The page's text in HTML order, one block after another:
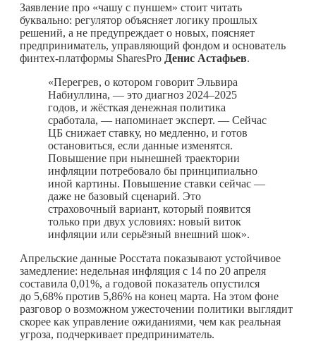
Заявление про «чашу с пуншем» стоит читать
буквально: регулятор объясняет логику прошлых
решений, а не предупреждает о новых, поясняет
предприниматель, управляющий фондом и основатель
финтех-платформы SharesPro Денис Астафьев.
«Перегрев, о котором говорит Эльвира
Набиуллина, — это диагноз 2024–2025
годов, и жёсткая денежная политика
сработала, — напоминает эксперт. — Сейчас
ЦБ снижает ставку, но медленно, и готов
остановиться, если данные изменятся.
Повышение при нынешней траектории
инфляции потребовало бы принципиально
иной картины. Повышение ставки сейчас —
даже не базовый сценарий. Это
страховочный вариант, который появится
только при двух условиях: новый виток
инфляции или серьёзный внешний шок».
Апрельские данные Росстата показывают устойчивое
замедление: недельная инфляция с 14 по 20 апреля
составила 0,01%, а годовой показатель опустился
до 5,68% против 5,86% на конец марта. На этом фоне
разговор о возможном ужесточении политики выглядит
скорее как управление ожиданиями, чем как реальная
угроза, подчеркивает предприниматель.